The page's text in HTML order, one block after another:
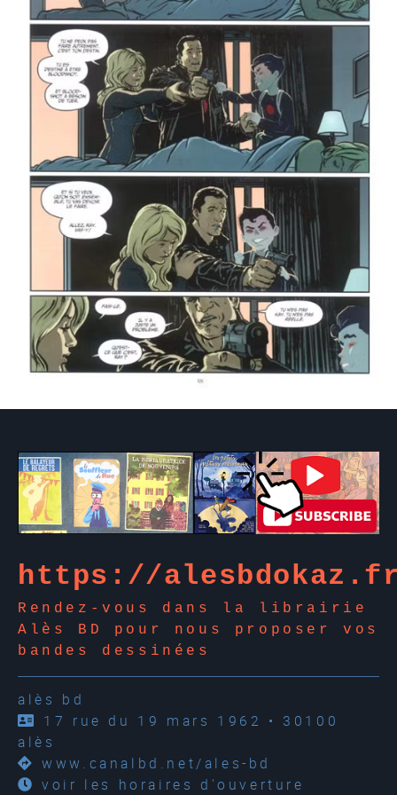
https://
Rendez-vous dans la librairie
Alès BD pour nous proposer vos
bandes dessinées
alès bd
17 rue du 19 mars 1962 • 30100
alès
www.canalbd.net/ales-bd
voir les horaires d'ouverture